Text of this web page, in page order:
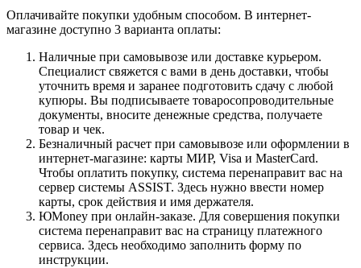
Оплачивайте покупки удобным способом. В интернет-
магазине доступно 3 варианта оплаты:
Наличные при самовывозе или доставке курьером.
Специалист свяжется с вами в день доставки, чтобы
уточнить время и заранее подготовить сдачу с любой
купюры. Вы подписываете товаросопроводительные
документы, вносите денежные средства, получаете
товар и чек.
Безналичный расчет при самовывозе или оформлении в
интернет-магазине: карты МИР, Visa и MasterCard.
Чтобы оплатить покупку, система перенаправит вас на
сервер системы ASSIST. Здесь нужно ввести номер
карты, срок действия и имя держателя.
ЮMoney при онлайн-заказе. Для совершения покупки
система перенаправит вас на страницу платежного
сервиса. Здесь необходимо заполнить форму по
инструкции.